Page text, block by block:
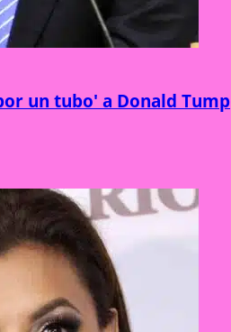
un tubo' a Donald Tump